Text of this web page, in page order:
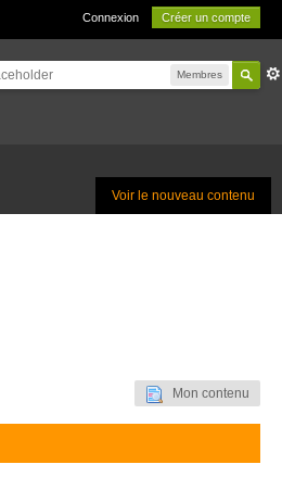
Connexion Créer un compte
Membres
Voir le nouveau contenu
Mon contenu